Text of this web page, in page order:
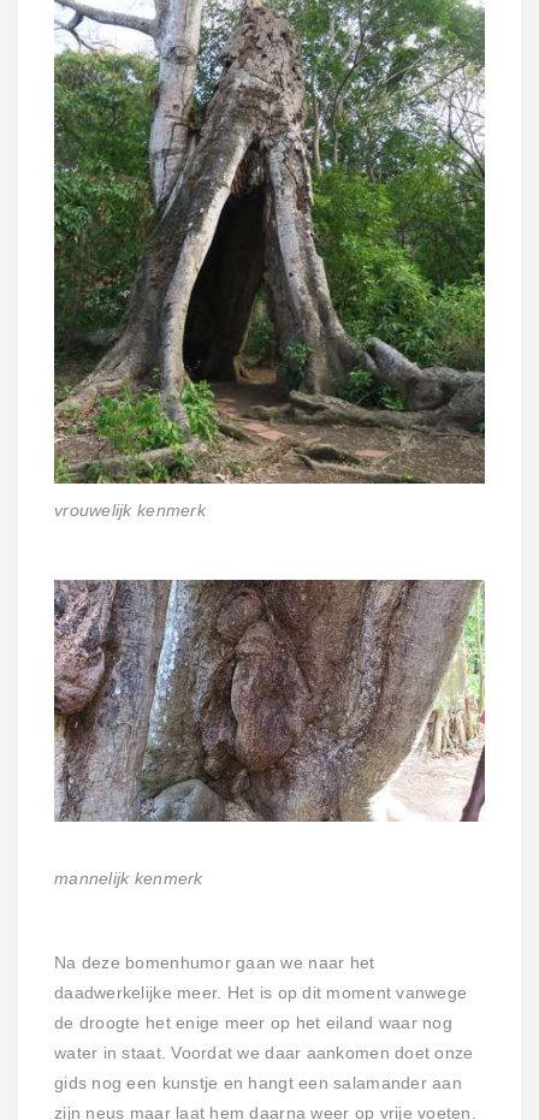
vrouwelijk kenmerk
mannelijk kenmerk
Na deze bomenhumor gaan we naar het
daadwerkelijke meer. Het is op dit moment vanwege
de droogte het enige meer op het eiland waar nog
water in staat. Voordat we daar aankomen doet onze
gids nog een kunstje en hangt een salamander aan
zijn neus maar laat hem daarna weer op vrije voeten.